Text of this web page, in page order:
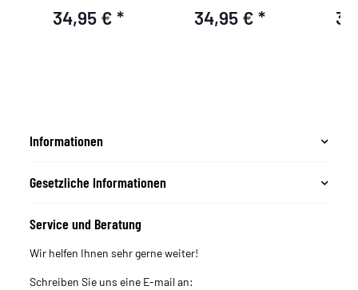
34,95 €* 34,95 €*
Informationen
Gesetzliche Informationen
Service und Beratung
Wir helfen Ihnen sehr gerne weiter!
Schreiben Sie uns eine E-mail an: